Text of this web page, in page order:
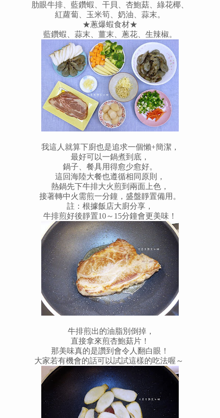
肋眼牛排、藍鑽蝦、干貝、杏鮑菇、綠花椰、
紅蘿蔔、玉米筍、奶油、蒜末。
★蔥爆蝦食材★
藍鑽蝦、蒜末、薑末、蔥花、生辣椒。
我這人就算下廚也是追求一個懶+簡潔，
最好可以一鍋煮到底，
鍋子、餐具用得愈少愈好。
這回海陸大餐也遵循相同原則，
熱鍋先下牛排大火煎到兩面上色，
接著轉中火需煎一分鐘，盛盤靜置備用。
註：根據飯店大廚分享，
牛排煎好後靜置10～15分鐘會更美味！
牛排煎出的油脂別倒掉，
直接拿來煎杏鮑菇片！
那美味真的是讚到會令人翻白眼！
大家若有機會的話可以試試這樣的吃法喔～